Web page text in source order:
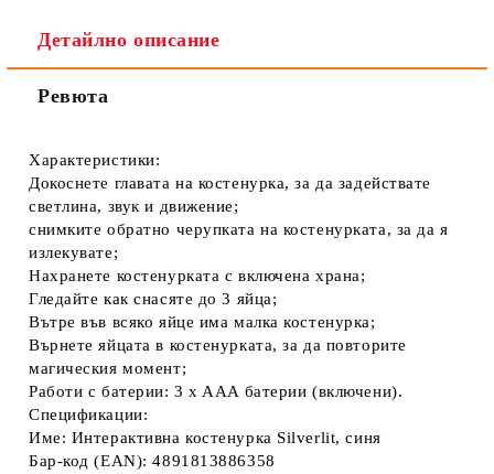
Детайлно описание
Ревюта
Характеристики:
Докоснете главата на костенурка, за да задействате
светлина, звук и движение;
снимките обратно черупката на костенурката, за да я
излекувате;
Нахранете костенурката с включена храна;
Гледайте как снасяте до 3 яйца;
Вътре във всяко яйце има малка костенурка;
Върнете яйцата в костенурката, за да повторите
магическия момент;
Работи с батерии: 3 x AAA батерии (включени).
Спецификации:
Име: Интерактивна костенурка Silverlit, синя
Бар-код (EAN): 4891813886358